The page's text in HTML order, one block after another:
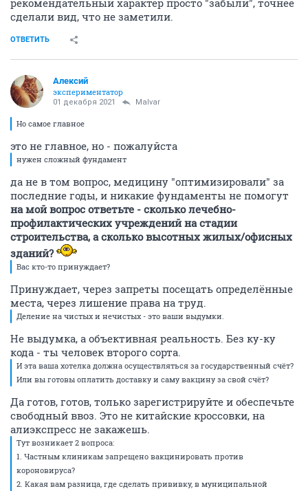
сделали вид, что не заметили.
ОТВЕТИТЬ
Алексий
экспериментатор
01 декабря 2021 Malvar
Но самое главное
это не главное, но - пожалуйста
нужен сложный фундамент
да не в том вопрос, медицину "оптимизировали" за
последние годы, и никакие фундаменты не помогут
на мой вопрос ответьте - сколько лечебно-
профилактических учреждений на стадии
строительства, а сколько высотных жилых/офисных
зданий?
Вас кто-то принуждает?
Принуждает, через запреты посещать определённые
места, через лишение права на труд.
Деление на чистых и нечистых - это ваши выдумки.
Не выдумка, а объективная реальность. Без ку-ку
кода - ты человек второго сорта.
И эта ваша хотелка должна осуществляться за государственный счёт?
Или вы готовы оплатить доставку и саму вакцину за свой счёт?
Да готов, готов, только зарегистрируйте и обеспечьте
свободный ввоз. Это не китайские кроссовки, на
алиэкспресс не закажешь.
Тут возникает 2 вопроса:
1. Частным клиникам запрещено вакцинировать против
короновируса?
2. Какая вам разница, где сделать прививку, в муниципальной